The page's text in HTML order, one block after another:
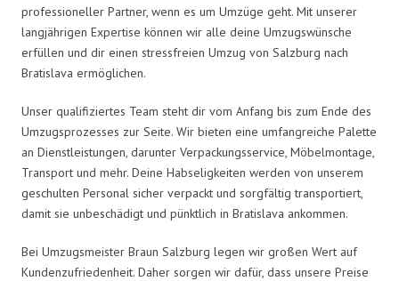
professioneller Partner, wenn es um Umzüge geht. Mit unserer
langjährigen Expertise können wir alle deine Umzugswünsche
erfüllen und dir einen stressfreien Umzug von Salzburg nach
Bratislava ermöglichen.
Unser qualifiziertes Team steht dir vom Anfang bis zum Ende des
Umzugsprozesses zur Seite. Wir bieten eine umfangreiche Palette
an Dienstleistungen, darunter Verpackungsservice, Möbelmontage,
Transport und mehr. Deine Habseligkeiten werden von unserem
geschulten Personal sicher verpackt und sorgfältig transportiert,
damit sie unbeschädigt und pünktlich in Bratislava ankommen.
Bei Umzugsmeister Braun Salzburg legen wir großen Wert auf
Kundenzufriedenheit. Daher sorgen wir dafür, dass unsere Preise